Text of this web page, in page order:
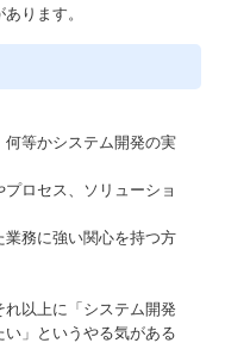
ります。
何等かシステム開発の実
ロセス、ソリューショ
務に強い関心を持つ方
れ以上に「システム開発
」というやる気がある